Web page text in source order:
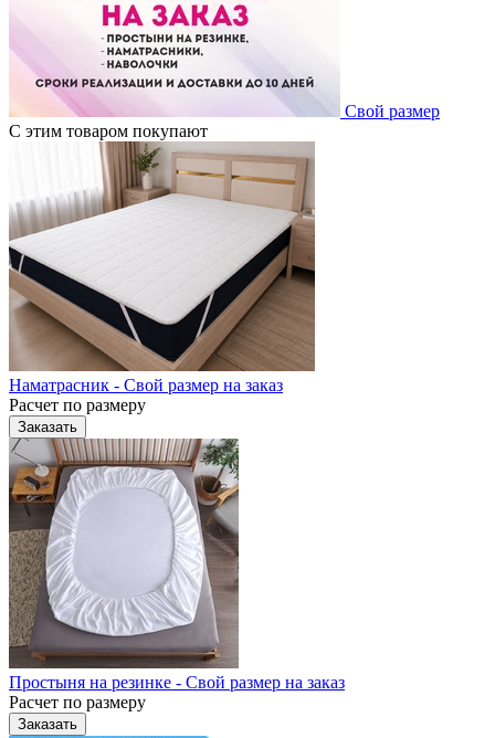
Свой размер
С этим товаром покупают
Наматрасник - Свой размер на заказ
Расчет по размеру
Заказать
Простыня на резинке - Свой размер на заказ
Расчет по размеру
Заказать